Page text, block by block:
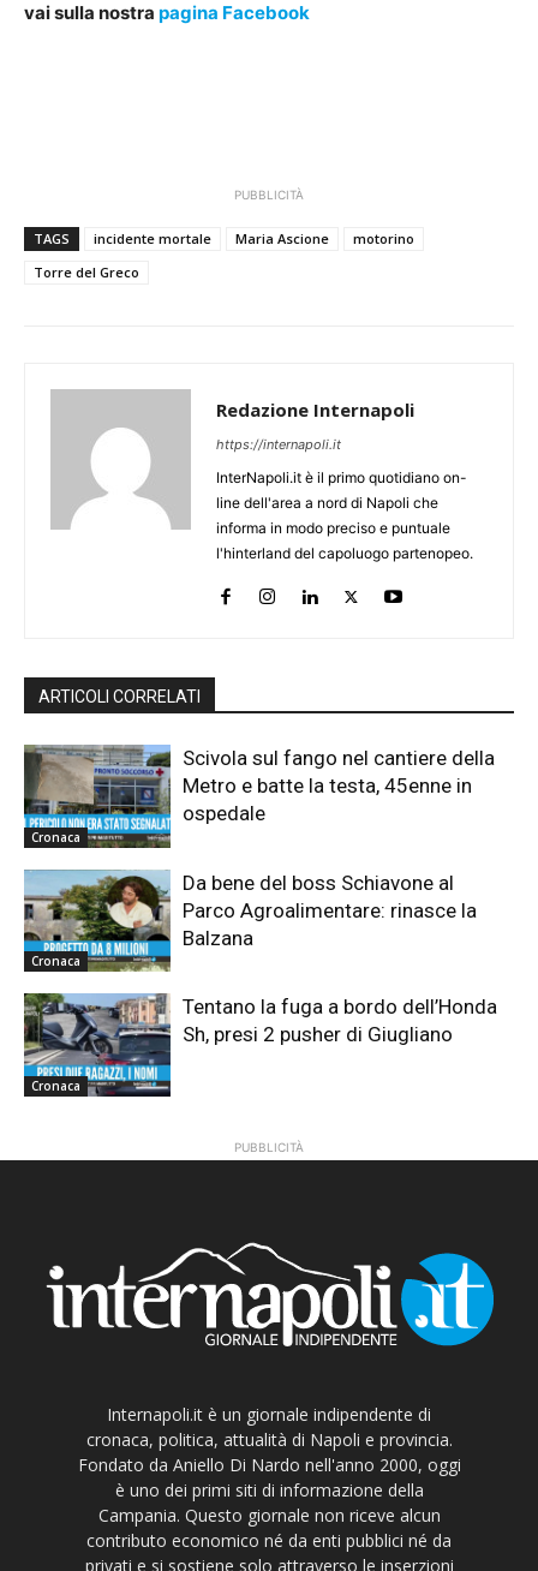
vai sulla nostra pagina Facebook
PUBBLICITÀ
TAGS incidente mortale Maria Ascione
motorino
Torre del Greco
Redazione Internapoli
https://internapoli.it
InterNapoli.it è il primo quotidiano on-
line dell'area a nord di Napoli che
informa in modo preciso e puntuale
l'hinterland del capoluogo partenopeo.
ARTICOLI CORRELATI
Cronaca
Scivola sul fango nel cantiere della
Metro e batte la testa, 45enne in
ospedale
Cronaca
Da bene del boss Schiavone al
Parco Agroalimentare: rinasce la
Balzana
Cronaca
Tentano la fuga a bordo dell’Honda
Sh, presi 2 pusher di Giugliano
PUBBLICITÀ
Internapoli.it è un giornale indipendente di
cronaca, politica, attualità di Napoli e provincia.
Fondato da Aniello Di Nardo nell'anno 2000, oggi
è uno dei primi siti di informazione della
Campania. Questo giornale non riceve alcun
contributo economico né da enti pubblici né da
privati e si sostiene solo attraverso le inserzioni